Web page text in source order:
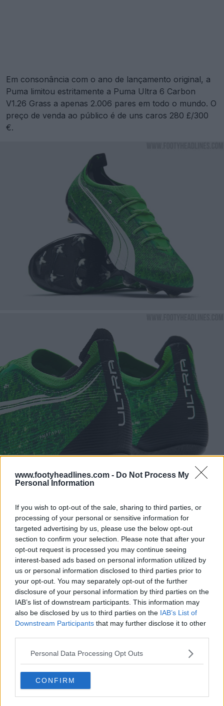
www.footyheadlines.com - Do Not Process My
Personal Information
If you wish to opt-out of the sale, sharing to third parties, or
processing of your personal or sensitive information for
targeted advertising by us, please use the below opt-out
section to confirm your selection. Please note that after your
opt-out request is processed you may continue seeing
interest-based ads based on personal information utilized by
us or personal information disclosed to third parties prior to
your opt-out. You may separately opt-out of the further
disclosure of your personal information by third parties on the
IAB’s list of downstream participants. This information may
also be disclosed by us to third parties on the IAB’s List of
Downstream Participants that may further disclose it to other
Personal Data Processing Opt Outs
CONFIRM
Em consonância com o ano de lançamento original, a
Puma limitou estritamente a Puma Ultra 6 Carbon
V1.26 Grass a apenas 2.006 pares em todo o mundo. O
preço de venda ao público é de uns caros 280 £/300
€.
Gostas do visual das chuteiras Puma Ultra 6 Carbon
'Grass' de edição especial? Diz-nos nos comentários.
Mostrar Comentários
Chuteiras Puma
Ultra
Compartilhar